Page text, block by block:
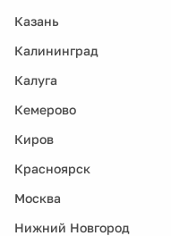
Казань
Калининград
Калуга
Кемерово
Киров
Красноярск
Москва
Нижний Новгород